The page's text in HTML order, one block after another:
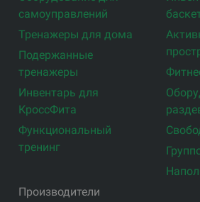
самоуправлений
Тренажеры для дома
Подержанные
тренажеры
Инвентарь для
КроссФита
Функциональный
тренинг
Производители